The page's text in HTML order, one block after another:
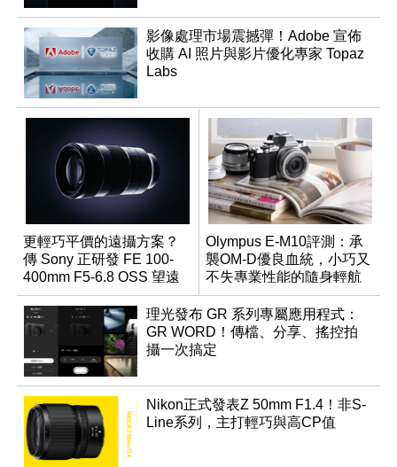
影像處理市場震撼彈！Adobe 宣佈
收購 AI 照片與影片優化專家 Topaz
Labs
更輕巧平價的遠攝方案？
傳 Sony 正研發 FE 100-
400mm F5-6.8 OSS 望遠
變焦鏡頭
Olympus E-M10評測：承
襲OM-D優良血統，小巧又
不失專業性能的隨身輕航
機
理光發布 GR 系列專屬應用程式：
GR WORD！傳檔、分享、搖控拍
攝一次搞定
Nikon正式發表Z 50mm F1.4！非S-
Line系列，主打輕巧與高CP值